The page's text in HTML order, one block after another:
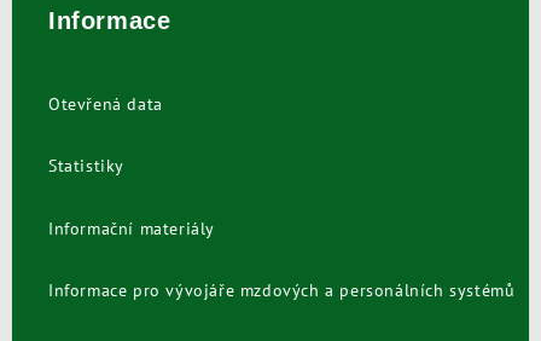
Informace
Otevřená data
Statistiky
Informační materiály
Informace pro vývojáře mzdových a personálních systémů